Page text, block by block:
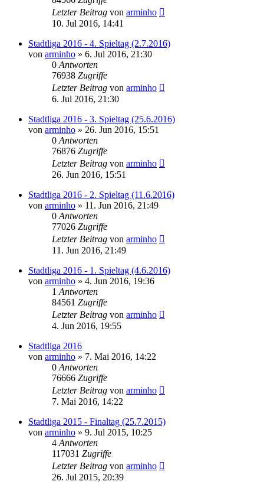
Letzter Beitrag von arminho
10. Jul 2016, 14:41
Stadtliga 2016 - 4. Spieltag (2.7.2016)
von arminho » 6. Jul 2016, 21:30
0 Antworten
76938 Zugriffe
Letzter Beitrag von arminho
6. Jul 2016, 21:30
Stadtliga 2016 - 3. Spieltag (25.6.2016)
von arminho » 26. Jun 2016, 15:51
0 Antworten
76876 Zugriffe
Letzter Beitrag von arminho
26. Jun 2016, 15:51
Stadtliga 2016 - 2. Spieltag (11.6.2016)
von arminho » 11. Jun 2016, 21:49
0 Antworten
77026 Zugriffe
Letzter Beitrag von arminho
11. Jun 2016, 21:49
Stadtliga 2016 - 1. Spieltag (4.6.2016)
von arminho » 4. Jun 2016, 19:36
1 Antworten
84561 Zugriffe
Letzter Beitrag von arminho
4. Jun 2016, 19:55
Stadtliga 2016
von arminho » 7. Mai 2016, 14:22
0 Antworten
76666 Zugriffe
Letzter Beitrag von arminho
7. Mai 2016, 14:22
Stadtliga 2015 - Finaltag (25.7.2015)
von arminho » 9. Jul 2015, 10:25
4 Antworten
117031 Zugriffe
Letzter Beitrag von arminho
26. Jul 2015, 20:39